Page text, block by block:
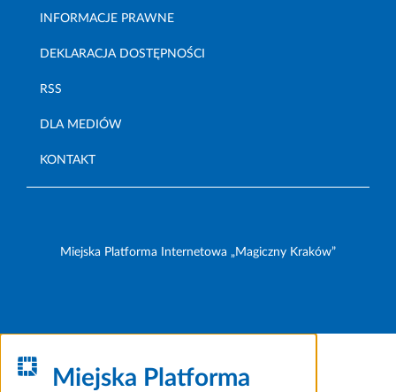
INFORMACJE PRAWNE
DEKLARACJA DOSTĘPNOŚCI
RSS
DLA MEDIÓW
KONTAKT
Miejska Platforma Internetowa „Magiczny Kraków”
Miejska Platforma